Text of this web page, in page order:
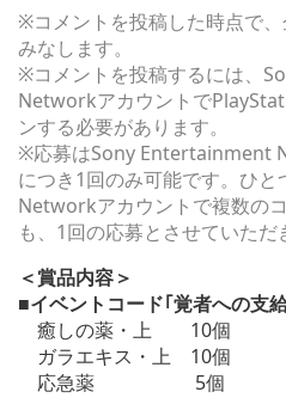
※コメントを投稿した時点で
みなします。
※コメントを投稿するには、
Networkアカウントで
ンする必要があります。
※応募はSony Entertainment
につき1回のみ可能です。ひ
Networkアカウントで複数の
も、1回の応募とさせていただ
＜賞品内容＞
■イベントコード｢覚者への支
癒しの薬・上 10個
ガラエキス・上 10個
応急薬 5個